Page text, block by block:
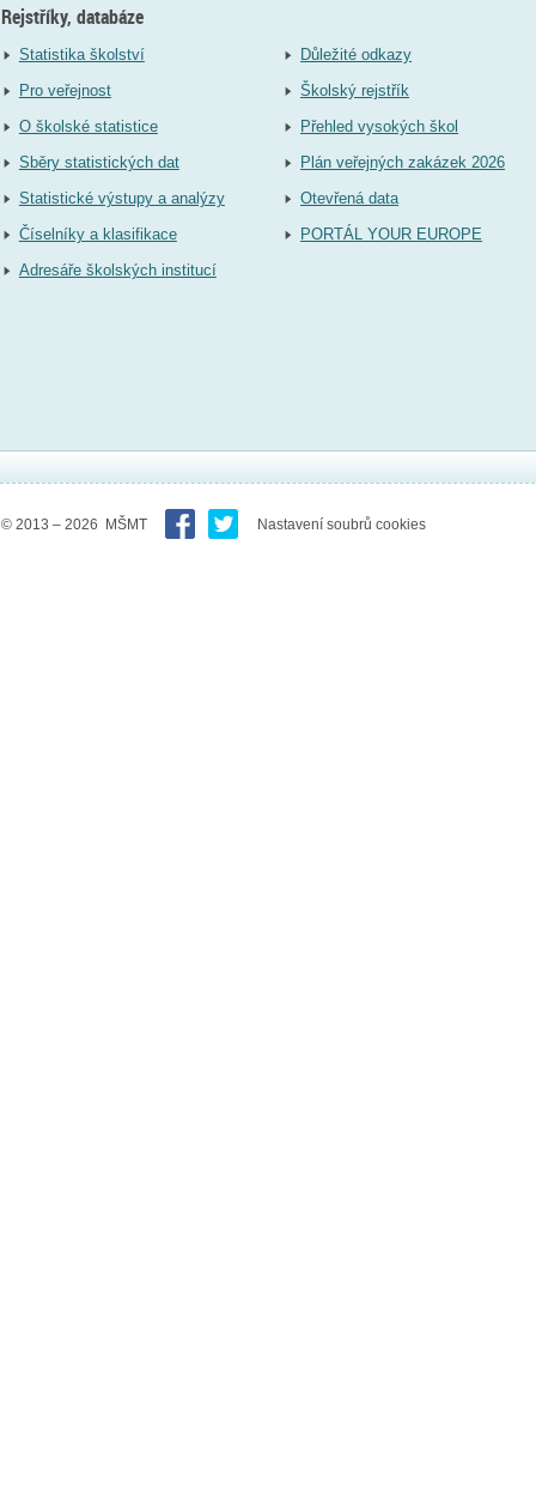
Rejstříky, databáze
Statistika školství
Pro veřejnost
O školské statistice
Sběry statistických dat
Statistické výstupy a analýzy
Číselníky a klasifikace
Adresáře školských institucí
Důležité odkazy
Školský rejstřík
Přehled vysokých škol
Plán veřejných zakázek 2026
Otevřená data
PORTÁL YOUR EUROPE
© 2013 – 2026 MŠMT Nastavení soubrů cookies